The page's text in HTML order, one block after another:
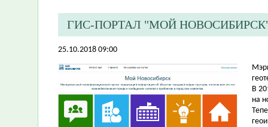
ГИС-ПОРТАЛ "МОЙ
25.10.2018 09:00
В
на